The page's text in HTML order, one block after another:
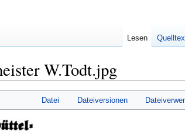
W.Todt.jpg
Datei Dateiversionen
Lesen